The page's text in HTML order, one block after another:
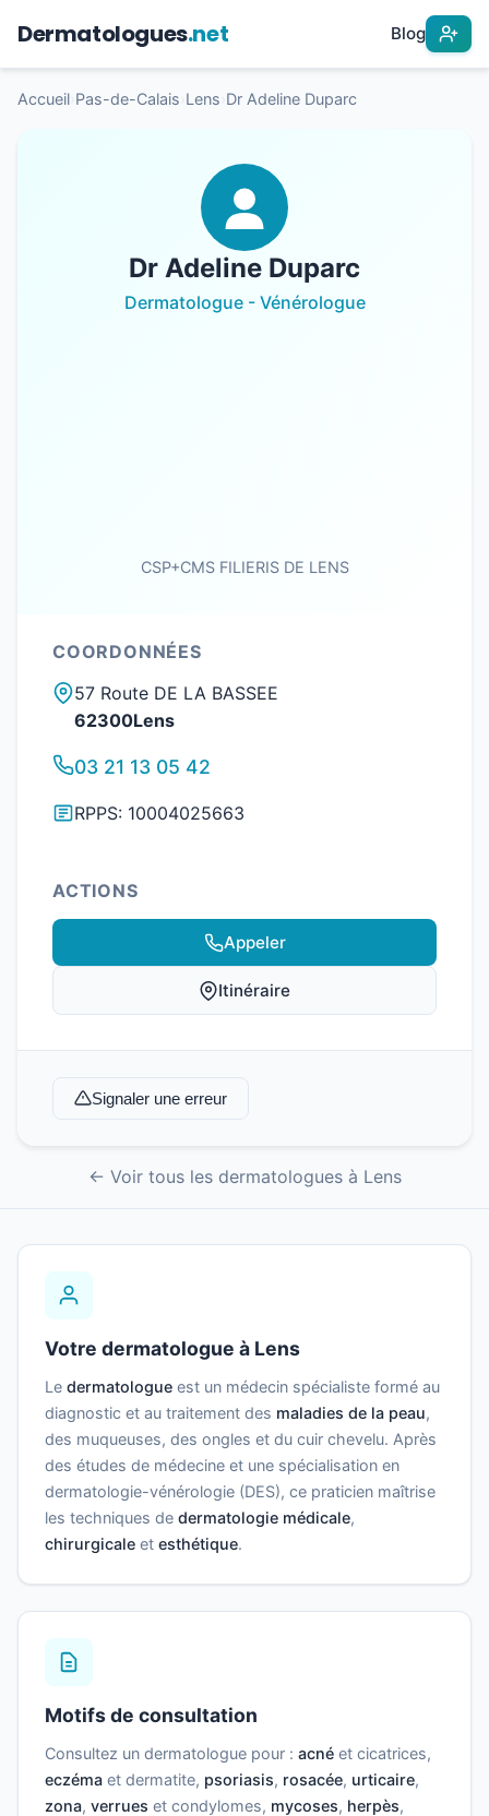
Dermatologues.net Blog
Accueil Pas-de-Calais Lens Dr Adeline Duparc
Dr Adeline Duparc
Dermatologue - Vénérologue
CSP+CMS FILIERIS DE LENS
COORDONNÉES
57 Route DE LA BASSEE
62300Lens
03 21 13 05 42
RPPS: 10004025663
ACTIONS
Appeler
Itinéraire
Signaler une erreur
← Voir tous les dermatologues à Lens
Votre dermatologue à Lens
Le dermatologue est un médecin spécialiste formé au
diagnostic et au traitement des maladies de la peau,
des muqueuses, des ongles et du cuir chevelu. Après
des études de médecine et une spécialisation en
dermatologie-vénérologie (DES), ce praticien maîtrise
les techniques de dermatologie médicale,
chirurgicale et esthétique.
Motifs de consultation
Consultez un dermatologue pour : acné et cicatrices,
eczéma et dermatite, psoriasis, rosacée, urticaire,
zona, verrues et condylomes, mycoses, herpès,